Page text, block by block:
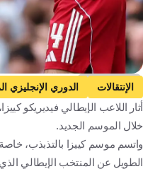
Getty Images
الإنتقالات الدوري الإنجليزي
ليفربول
يوفنتوس
فيديريكو كييزا
إيطاليا
أثار اللاعب الإيطالي فيديريكو
خلال الموسم الجديد.
واتسم موسم كييزا بالتذبذب، خاصة
الطويل عن المنتخب الإيطالي